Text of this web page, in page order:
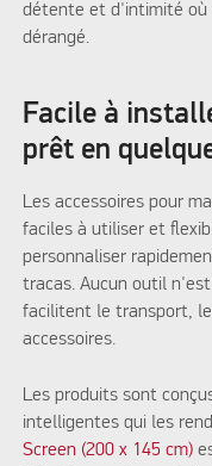
détente et d'intimité où
dérangé.
Facile à
prêt en
Les accessoires pour
faciles à utiliser et
personnaliser
tracas. Aucun outil
facilitent le transport,
accessoires.
Les produits sont
intelligentes qui les
Screen (200 x 145 cm)